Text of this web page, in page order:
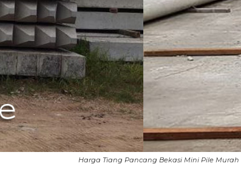
Harga Tiang Pancang Bekasi Mini Pile Murah